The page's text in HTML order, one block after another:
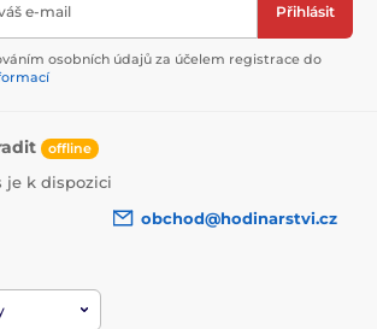
e-mail Přihlásit
osobních údajů za účelem registrace do
offline
je k dispozici
obchod@hodinarstvi.cz